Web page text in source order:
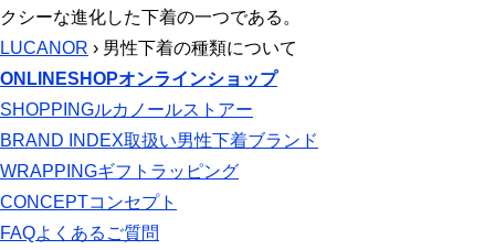
クシーな進化した下着の一つである。
LUCANOR › 男性下着の種類について
ONLINESHOPオンラインショップ
SHOPPINGルカノールストアー
BRAND INDEX取扱い男性下着ブランド
WRAPPINGギフトラッピング
CONCEPTコンセプト
FAQよくあるご質問